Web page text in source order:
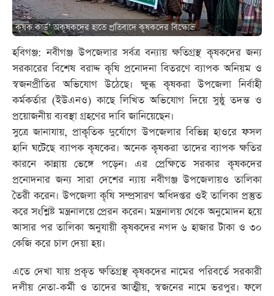
কৃষক কার্ড’ অকৃষকদের হাতে প্রতিবাদে কৃষকদের বিক্ষোভ
হবিগঞ্জ: নবীগঞ্জ উপজেলার সর্বত্র বন্যায় ক্ষতিগ্রস্থ কৃষকদের জন্য
সরকারের বিশেষ বরাদ্দ কৃষি প্রনোদনা বিতরণে ব্যাপক অনিয়ম ও
স্বজনপ্রীতির অভিযোগ উঠেছে। ক্ষুব্ধ কৃষকরা উপজেলা নির্বাহী
কর্মকর্তার (ইউএনও) কাছে লিখিত অভিযোগ দিয়ে সুষ্ঠু তদন্ত ও
প্রয়োজনীয় ব্যবস্থা গ্রহণের দাবি জানিয়েছেন।
সুত্রে জানাযায়, প্রাকৃতিক দুর্যোগে উপজেলার বিভিন্ন হাওরে ফসল
হানি ঘটেছে ব্যাপক কৃষকের। অনেক কৃষকরা তাদের ব্যাপক ক্ষতির
কারনে কান্নায় ভেঙ্গে পড়েন। এর প্রেক্ষিতে সরকার কৃষকদের
প্রনোদনার জন্য সারা দেশের ন্যায় নবীগঞ্জ উপজেলায়ও তালিকা
তৈরী করেন। উপজেলা কৃষি সম্প্রসারণ অধিদপ্তর ওই তালিকা প্রস্তুত
করে সংশ্লিষ্ট মন্ত্রনালয়ে প্রেরন করেন। মন্ত্রনালয় থেকে অনুমোদন হয়ে
আসার পর তালিকা অনুযায়ী কৃষকদের নগদ ৬ হাজার টাকা ও ৩০
কেজি করে চাল দেয়া হয়।
এতে দেখা যায় প্রকৃত ক্ষতিগ্রস্থ কৃষকদের নামের পরিবর্তে সরকারী
দলীয় নেতা-কর্মী ও তাদের আত্মীয়, স্বজনের নামে ভরপুর। ফলে